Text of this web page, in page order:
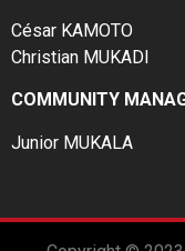
César KAMOTO
Christian MUKADI
COMMUNITY
Junior MUKALA